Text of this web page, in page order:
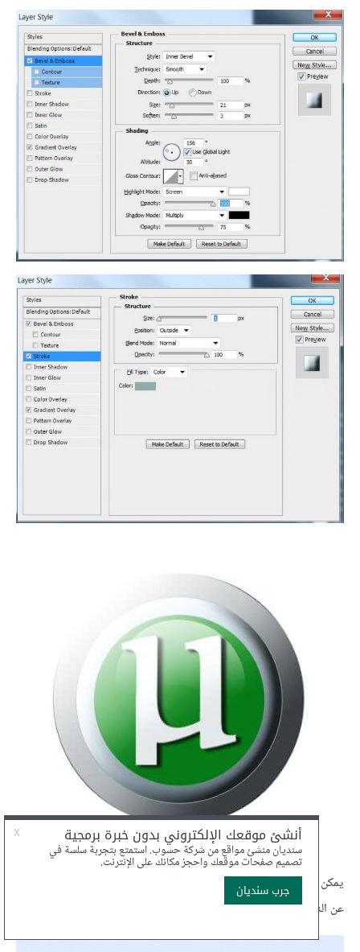
يمكن إضافة خلفية زرقاء أو بأي لون آخر لإبراز الشعار أكثر، وهذا مثال
عن النتيجة النهائية: